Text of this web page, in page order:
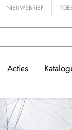
NIEUWSBRIEF
Acties